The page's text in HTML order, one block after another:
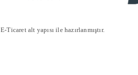
E-Ticaret alt yapısı ile hazırlanmıştır.